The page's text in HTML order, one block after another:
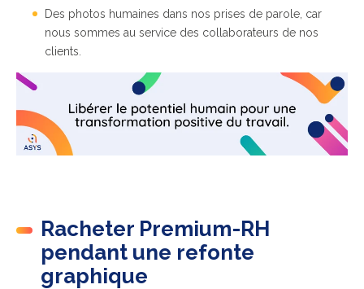
Des photos humaines dans nos prises de parole, car
nous sommes au service des collaborateurs de nos
clients.
Racheter Premium-RH
pendant une refonte
graphique